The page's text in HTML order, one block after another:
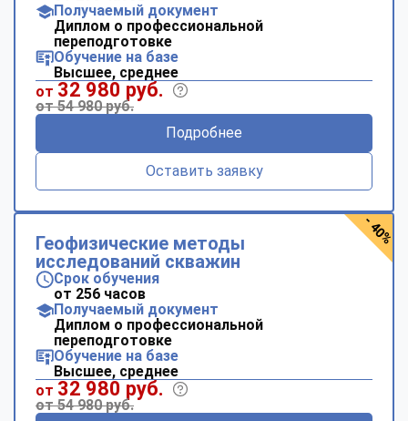
Получаемый документ
Диплом о профессиональной
переподготовке
Обучение на базе
Высшее, среднее
от 32 980 руб.
от 54 980 руб.
Подробнее
Оставить заявку
Геофизические методы
исследований скважин
Срок обучения
от 256 часов
Получаемый документ
Диплом о профессиональной
переподготовке
Обучение на базе
Высшее, среднее
от 32 980 руб.
от 54 980 руб.
- 40%